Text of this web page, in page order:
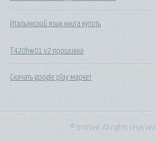
Итальянский язык книга купить
T420hw01 v2 прошивка
Скачать google play маркет
© Untitled. All rights reserved.